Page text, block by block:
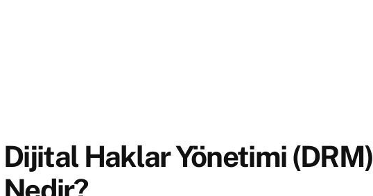
Dijital Haklar Yönetimi (DRM)